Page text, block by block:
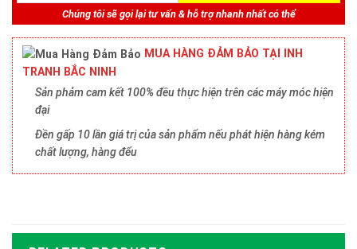
Chúng tôi sẽ gọi lại tư vấn & hỗ trợ nhanh nhất có thể
MUA HÀNG ĐẢM BẢO TẠI INH
TRANH BẮC NINH
Sản phảm cam kết 100% đều thực hiện trên các máy móc hiện
đại
Đền gấp 10 lần giá trị của sản phẩm nếu phát hiện hàng kém
chất lượng, hàng đểu